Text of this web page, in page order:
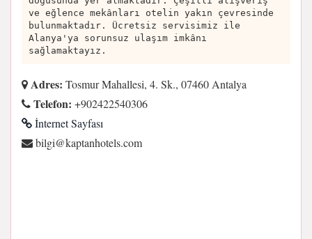
ve eğlence mekânları otelin yakın çevresinde
bulunmaktadır. Ücretsiz servisimiz ile
Alanya'ya sorunsuz ulaşım imkânı
sağlamaktayız.
Adres: Tosmur Mahallesi, 4. Sk., 07460 Antalya
Telefon: +902422540306
İnternet Sayfası
moc.sletohnatpak@iglib